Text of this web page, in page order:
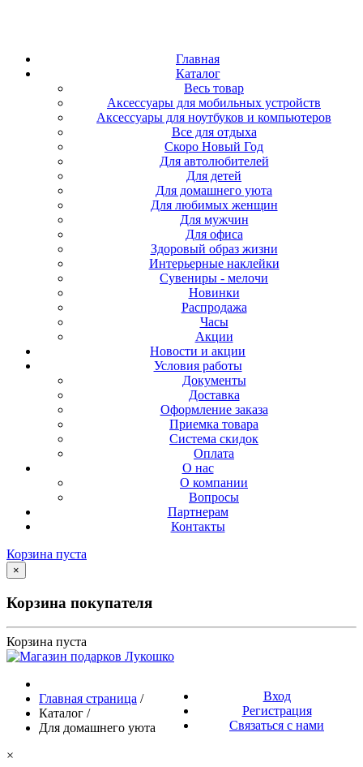
Главная
Каталог
Весь товар
Аксессуары для мобильных устройств
Аксессуары для ноутбуков и компьютеров
Все для отдыха
Скоро Новый Год
Для автолюбителей
Для детей
Для домашнего уюта
Для любимых женщин
Для мужчин
Для офиса
Здоровый образ жизни
Интерьерные наклейки
Сувениры - мелочи
Новинки
Распродажа
Часы
Акции
Новости и акции
Условия работы
Документы
Доставка
Оформление заказа
Приемка товара
Система скидок
Оплата
О нас
О компании
Вопросы
Партнерам
Контакты
Корзина пуста
×
Корзина покупателя
Корзина пуста
Вход
Регистрация
Связаться с нами
Главная страница /
Каталог /
Для домашнего уюта
×